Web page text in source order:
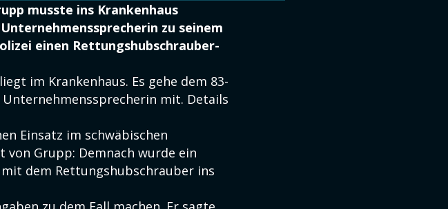
musste ins Krankenhaus
zu seinem
einen Rettungshubschrauber-
im Krankenhaus. Es gehe dem 83-
mit. Details
Einsatz im schwäbischen
Grupp: Demnach wurde ein
dem Rettungshubschrauber ins